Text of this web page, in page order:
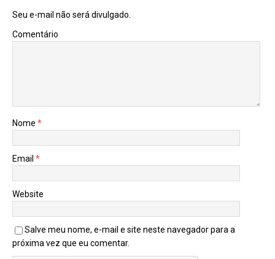
Seu e-mail não será divulgado.
Comentário
Nome *
Email *
Website
Salve meu nome, e-mail e site neste navegador para a
próxima vez que eu comentar.